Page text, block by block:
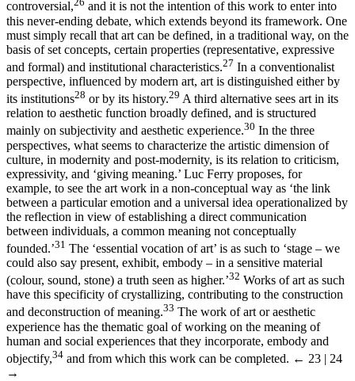
controversial,
and it is not the intention of this work to enter into
this never-ending debate, which extends beyond its framework. One
must simply recall that art can be defined, in a traditional way, on the
basis of set concepts, certain properties (representative, expressive
and formal) and institutional characteristics.27 In a conventionalist
perspective, influenced by modern art, art is distinguished either by
its institutions28 or by its history.29 A third alternative sees art in its
relation to aesthetic function broadly defined, and is structured
mainly on subjectivity and aesthetic experience.30 In the three
perspectives, what seems to characterize the artistic dimension of
culture, in modernity and post-modernity, is its relation to criticism,
expressivity, and ‘giving meaning.’ Luc Ferry proposes, for
example, to see the art work in a non-conceptual way as ‘the link
between a particular emotion and a universal idea operationalized by
the reflection in view of establishing a direct communication
between individuals, a common meaning not conceptually
founded.’31 The ‘essential vocation of art’ is as such to ‘stage – we
could also say present, exhibit, embody – in a sensitive material
(colour, sound, stone) a truth seen as higher.’32 Works of art as such
have this specificity of crystallizing, contributing to the construction
and deconstruction of meaning.33 The work of art or aesthetic
experience has the thematic goal of working on the meaning of
human and social experiences that they incorporate, embody and
objectify,34 and from which this work can be completed. ← 23 | 24
→